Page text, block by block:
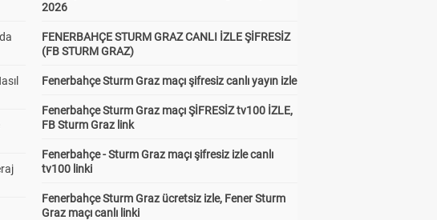
2026
FENERBAHÇE STURM GRAZ CANLI İZLE ŞİFRESİZ
(FB STURM GRAZ)
Fenerbahçe Sturm Graz maçı şifresiz canlı yayın izle
Fenerbahçe Sturm Graz maçı ŞİFRESİZ tv100 İZLE,
FB Sturm Graz link
Fenerbahçe - Sturm Graz maçı şifresiz izle canlı
tv100 linki
Fenerbahçe Sturm Graz ücretsiz izle, Fener Sturm
Graz maçı canlı linki